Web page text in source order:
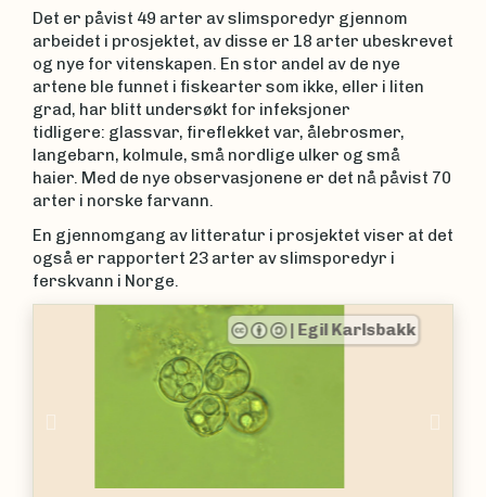
Det er påvist 49 arter av slimsporedyr gjennom
arbeidet i prosjektet, av disse er 18 arter ubeskrevet
og nye for vitenskapen. En stor andel av de nye
artene ble funnet i fiskearter som ikke, eller i liten
grad, har blitt undersøkt for infeksjoner
tidligere: glassvar, fireflekket var, ålebrosmer,
langebarn, kolmule, små nordlige ulker og små
haier. Med de nye observasjonene er det nå påvist 70
arter i norske farvann.
En gjennomgang av litteratur i prosjektet viser at det
også er rapportert 23 arter av slimsporedyr i
ferskvann i Norge.
|Egil Karlsbakk